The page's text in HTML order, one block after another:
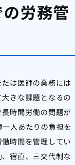
労務管
は医師の業務には
きな課題となるの
時間労働の問題が
人あたりの負担を
時間を管理してい
宿直、三交代制な